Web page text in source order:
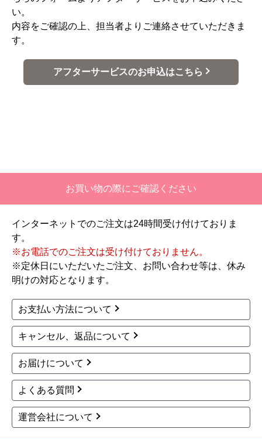
い。
内容をご確認の上、担当者よりご連絡させていただきま
す。
アフターサービスのお申込はこちら
お買い物の際にご確認ください
インターネットでのご注文は24時間受け付けておりま
す。
※お電話でのご注文は受け付けておりません。
※定休日にいただいたご注文、お問い合わせ等は、休み
明けの対応となります。
お支払い方法について
キャンセル、返品について
お届けについて
よくある質問
運営会社について